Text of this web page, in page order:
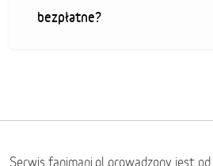
bezpłatne?
Serwis fanimani.pl prowadzony jest